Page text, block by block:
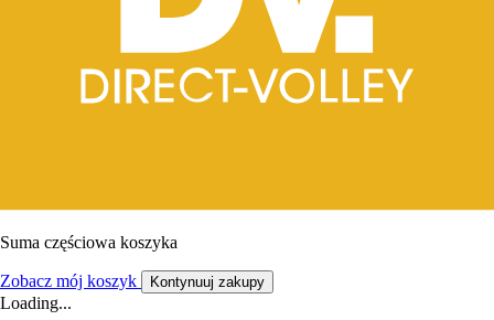
Suma częściowa koszyka
Zobacz mój koszyk Kontynuuj zakupy
Loading...